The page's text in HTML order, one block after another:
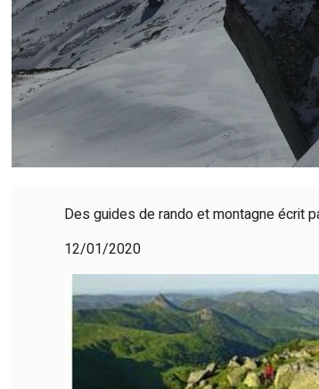
Des guides de rando et montagne écrit
12/01/2020